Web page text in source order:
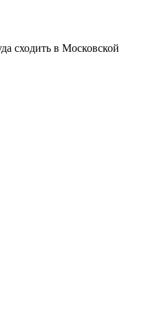
сходить в Московской